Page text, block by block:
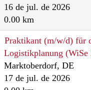
16 de jul. de 2026
0.00 km
Praktikant (m/w/d) für
Logistikplanung (WiSe
Marktoberdorf, DE
17 de jul. de 2026